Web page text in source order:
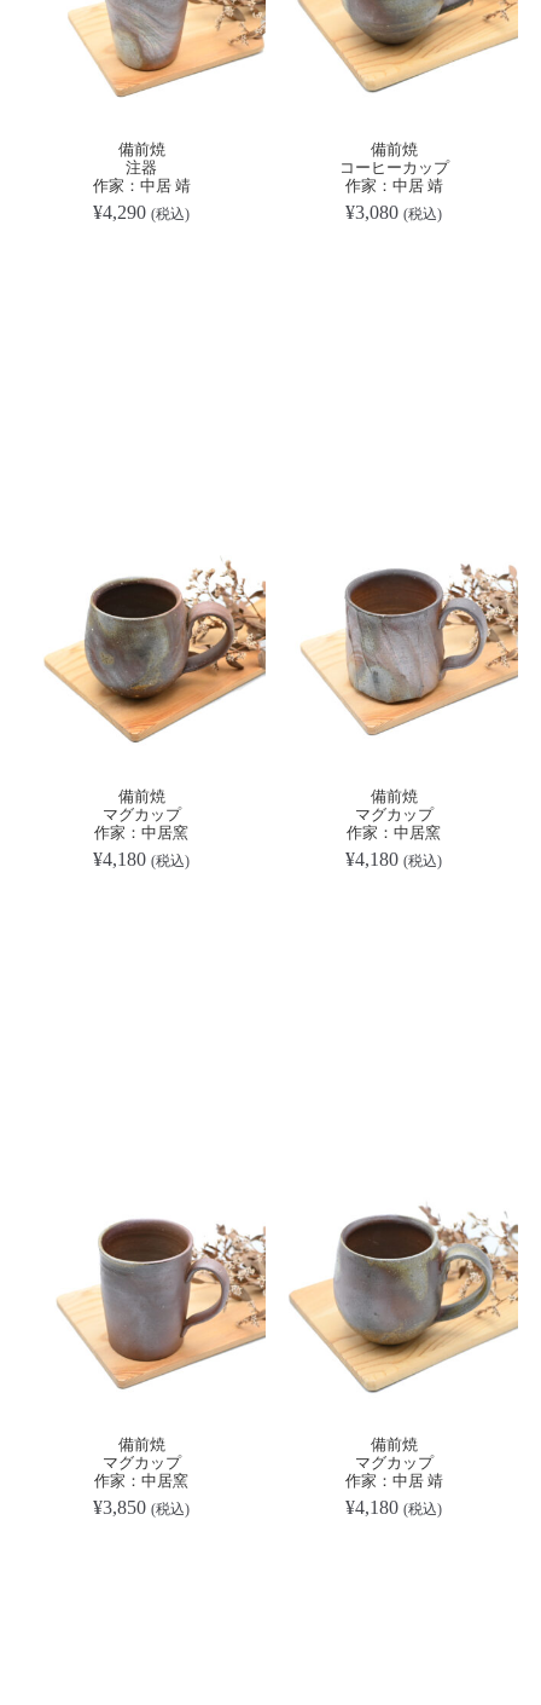
備前焼
注器
作家：中居 靖
¥4,290 (税込)
備前焼
コーヒーカップ
作家：中居 靖
¥3,080 (税込)
備前焼
マグカップ
作家：中居窯
¥4,180 (税込)
備前焼
マグカップ
作家：中居窯
¥4,180 (税込)
備前焼
マグカップ
作家：中居窯
¥3,850 (税込)
備前焼
マグカップ
作家：中居 靖
¥4,180 (税込)